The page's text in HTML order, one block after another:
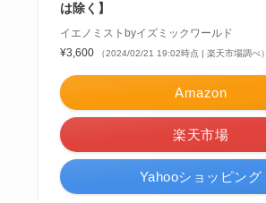
は除く】
イエノミストbyイズミックワールド
¥3,600
（2024/02/21 19:02時点 | 楽天市場調べ）
Amazon
楽天市場
Yahooショッピング